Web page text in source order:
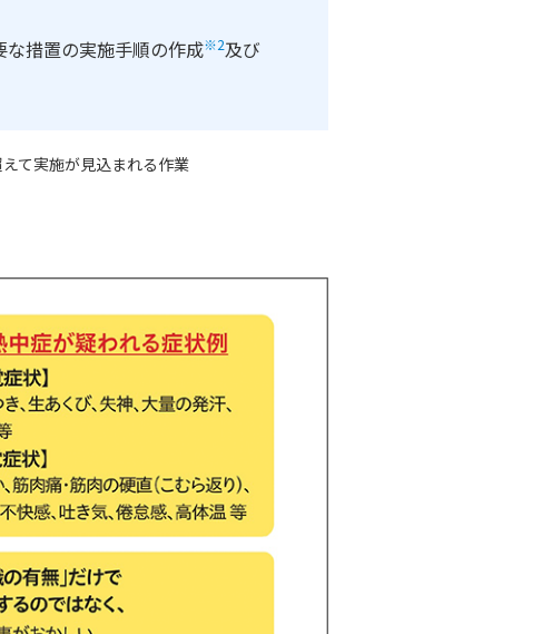
措置の実施手順の作成※2及び
て実施が見込まれる作業